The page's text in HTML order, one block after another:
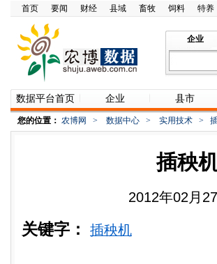
首页 要闻 财经 县域 畜牧 饲料 特养
企业
数据平台首页 企业 县市
您的位置： 农博网 > 数据中心 > 实用技术 >
插秧
2012年02月
关键字： 插秧机